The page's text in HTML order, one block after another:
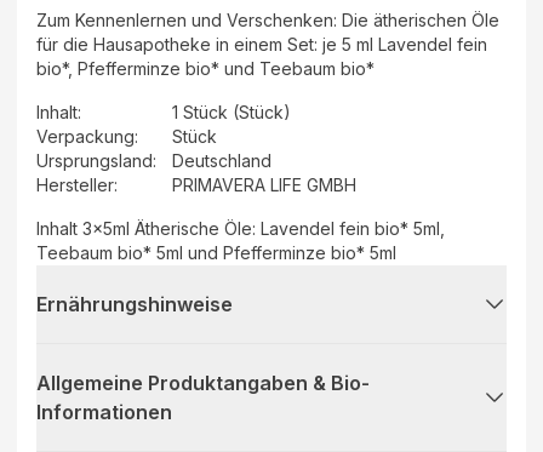
Zum Kennenlernen und Verschenken: Die ätherischen Öle
für die Hausapotheke in einem Set: je 5 ml Lavendel fein
bio*, Pfefferminze bio* und Teebaum bio*
Inhalt:
1 Stück (Stück)
Verpackung:
Stück
Ursprungsland:
Deutschland
Hersteller: PRIMAVERA LIFE GMBH
Inhalt 3x5ml Ätherische Öle: Lavendel fein bio* 5ml,
Teebaum bio* 5ml und Pfefferminze bio* 5ml
Ernährungshinweise
Allgemeine Produktangaben & Bio-
Informationen